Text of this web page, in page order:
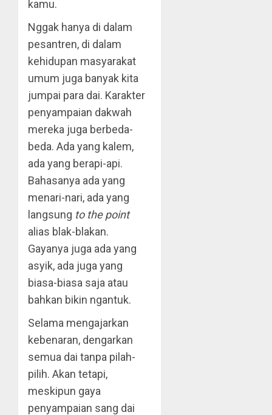
kamu.
Nggak hanya di dalam
pesantren, di dalam
kehidupan masyarakat
umum juga banyak kita
jumpai para dai. Karakter
penyampaian dakwah
mereka juga berbeda-
beda. Ada yang kalem,
ada yang berapi-api.
Bahasanya ada yang
menari-nari, ada yang
langsung to the point
alias blak-blakan.
Gayanya juga ada yang
asyik, ada juga yang
biasa-biasa saja atau
bahkan bikin ngantuk.
Selama mengajarkan
kebenaran, dengarkan
semua dai tanpa pilah-
pilih. Akan tetapi,
meskipun gaya
penyampaian sang dai